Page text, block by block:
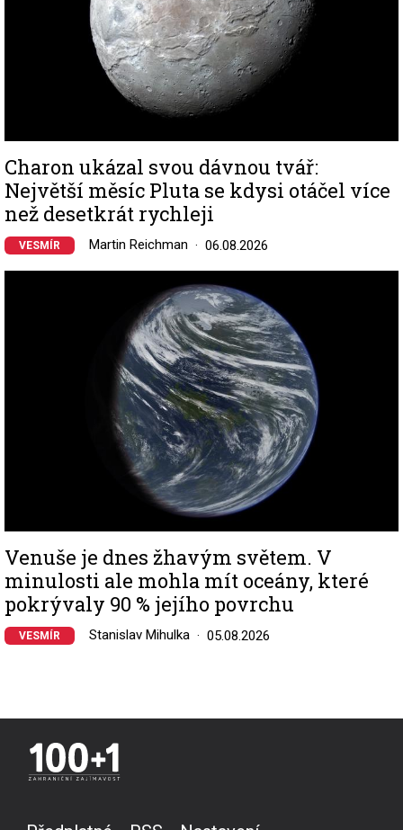
Charon ukázal svou dávnou tvář:
Největší měsíc Pluta se kdysi otáčel více
než desetkrát rychleji
VESMÍR Martin Reichman 06.08.2026
Venuše je dnes žhavým světem. V
minulosti ale mohla mít oceány, které
pokrývaly 90 % jejího povrchu
VESMÍR Stanislav Mihulka 05.08.2026